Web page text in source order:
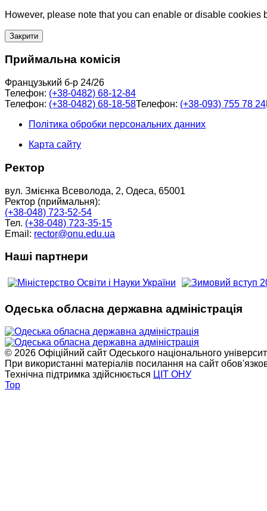
However, please note that you can enable or disable cookies
Закрити
Приймальна комісія
Французький б-р 24/26
Телефон: (+38-0482) 68-12-84
Телефон: (+38-0482) 68-18-58Телефон: (+38-093) 755 78 24
Політика обробки персональних данних
Карта сайту
Ректор
вул. Змієнка Всеволода, 2, Одеса, 65001
Ректор (приймальня):
(+38-048) 723-52-54
Тел. (+38-048) 723-35-15
Email: rector@onu.edu.ua
Наші партнери
Одеська обласна державна адміністрація
© 2026 Офіційний сайт Одеського національного
При використанні матеріалів посилання на сайт
Технічна підтримка здійснюється ЦІТ ОНУ
Top